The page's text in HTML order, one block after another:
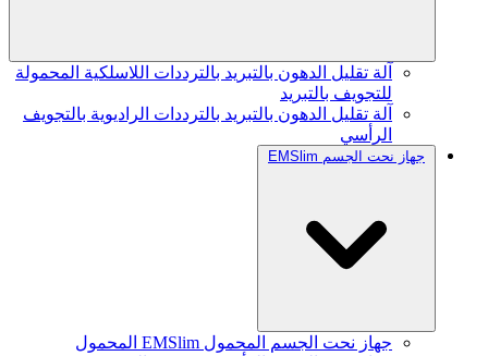
آلة تقليل الدهون بالتبريد بالترددات اللاسلكية المحمولة
للتجويف بالتبريد
آلة تقليل الدهون بالتبريد بالترددات الراديوية بالتجويف
الرأسي
جهاز نحت الجسم EMSlim
جهاز نحت الجسم المحمول EMSlim المحمول